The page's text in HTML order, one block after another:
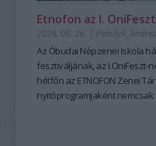
Etnofon az I.
2026. 06. 26. | FabulyA_Andrea
Az Óbudai Népzenei Iskola
fesztiváljának, az I.OniFeszt-
hétfőn az ETNOFON Zenei
nyitóprogramjaként